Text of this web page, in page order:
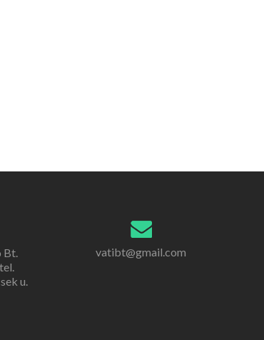
Bt.
u.
vatibt@gmail.com